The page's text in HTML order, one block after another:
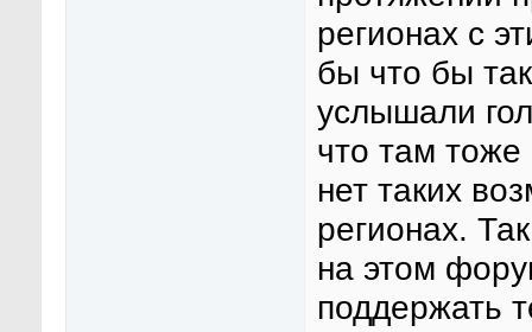
регионах с
бы что бы
услышали
что там тоже
нет таких
регионах.
на этом
поддержать